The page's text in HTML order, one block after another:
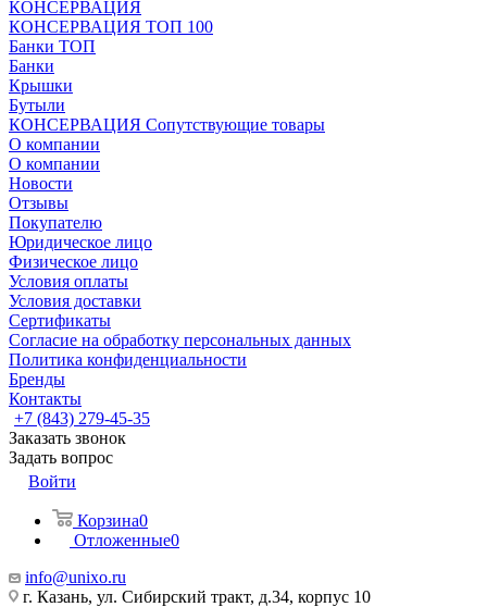
КОНСЕРВАЦИЯ
КОНСЕРВАЦИЯ ТОП 100
Банки ТОП
Банки
Крышки
Бутыли
КОНСЕРВАЦИЯ Сопутствующие товары
О компании
О компании
Новости
Отзывы
Покупателю
Юридическое лицо
Физическое лицо
Условия оплаты
Условия доставки
Сертификаты
Согласие на обработку персональных данных
Политика конфиденциальности
Бренды
Контакты
+7 (843) 279-45-35
Заказать звонок
Задать вопрос
Войти
Корзина0
Отложенные0
info@unixo.ru
г. Казань, ул. Сибирский тракт, д.34, корпус 10